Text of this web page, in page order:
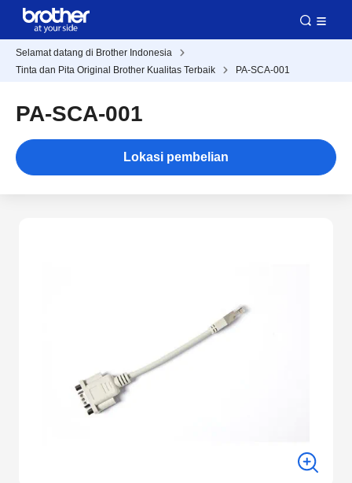
Selamat datang di Brother Indonesia
Tinta dan Pita Original Brother Kualitas Terbaik
PA-SCA-001
PA-SCA-001
Lokasi pembelian